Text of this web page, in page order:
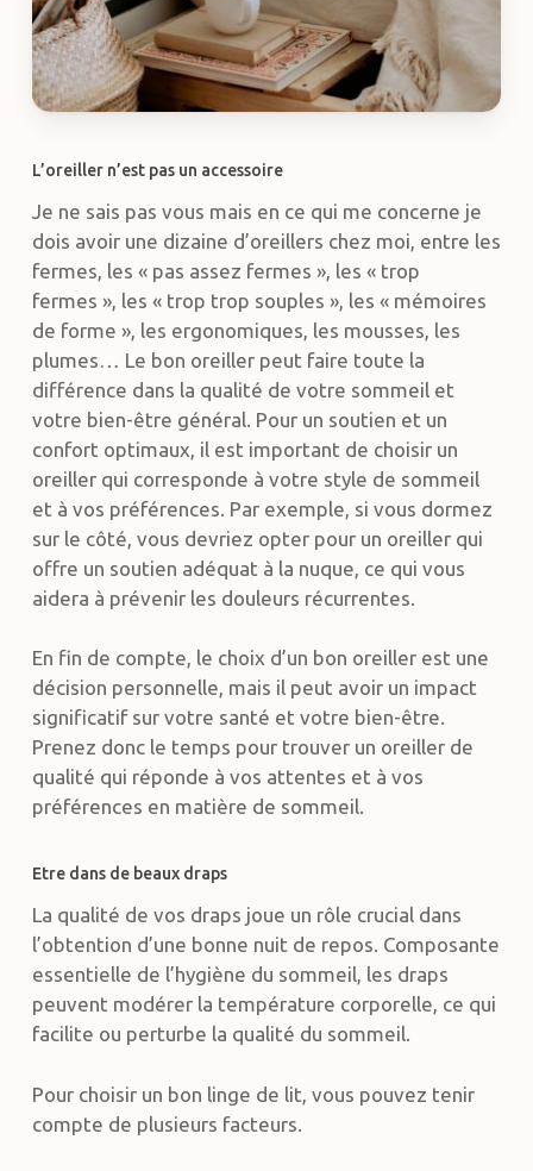
L’oreiller n’est pas un accessoire
Je ne sais pas vous mais en ce qui me concerne je
dois avoir une dizaine d’oreillers chez moi, entre les
fermes, les « pas assez fermes », les « trop
fermes », les « trop trop souples », les « mémoires
de forme », les ergonomiques, les mousses, les
plumes… Le bon oreiller peut faire toute la
différence dans la qualité de votre sommeil et
votre bien-être général. Pour un soutien et un
confort optimaux, il est important de choisir un
oreiller qui corresponde à votre style de sommeil
et à vos préférences. Par exemple, si vous dormez
sur le côté, vous devriez opter pour un oreiller qui
offre un soutien adéquat à la nuque, ce qui vous
aidera à prévenir les douleurs récurrentes.
En fin de compte, le choix d’un bon oreiller est une
décision personnelle, mais il peut avoir un impact
significatif sur votre santé et votre bien-être.
Prenez donc le temps pour trouver un oreiller de
qualité qui réponde à vos attentes et à vos
préférences en matière de sommeil.
Etre dans de beaux draps
La qualité de vos draps joue un rôle crucial dans
l’obtention d’une bonne nuit de repos. Composante
essentielle de l’hygiène du sommeil, les draps
peuvent modérer la température corporelle, ce qui
facilite ou perturbe la qualité du sommeil.
Pour choisir un bon linge de lit, vous pouvez tenir
compte de plusieurs facteurs.